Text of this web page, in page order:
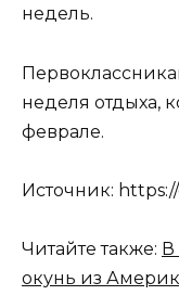
недель.
неделя отдыха,
феврале.
Источник:
Читайте также: В
окунь из